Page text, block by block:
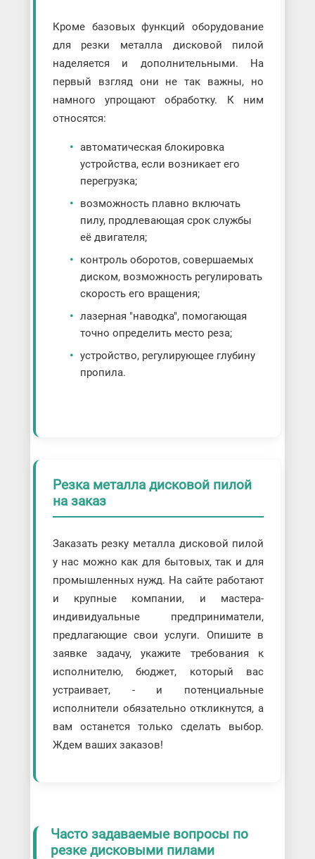
Кроме базовых функций оборудование
для резки металла дисковой пилой
наделяется и дополнительными. На
первый взгляд они не так важны, но
намного упрощают обработку. К ним
относятся:
автоматическая блокировка
устройства, если возникает его
перегрузка;
возможность плавно включать
пилу, продлевающая срок службы
её двигателя;
контроль оборотов, совершаемых
диском, возможность регулировать
скорость его вращения;
лазерная "наводка", помогающая
точно определить место реза;
устройство, регулирующее глубину
пропила.
Резка металла дисковой пилой
на заказ
Заказать резку металла дисковой пилой
у нас можно как для бытовых, так и для
промышленных нужд. На сайте работают
и крупные компании, и мастера-
индивидуальные предприниматели,
предлагающие свои услуги. Опишите в
заявке задачу, укажите требования к
исполнителю, бюджет, который вас
устраивает, - и потенциальные
исполнители обязательно откликнутся, а
вам останется только сделать выбор.
Ждем ваших заказов!
Часто задаваемые вопросы по
резке дисковыми пилами